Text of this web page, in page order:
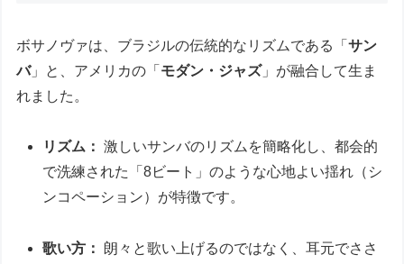
ボサノヴァは、ブラジルの伝統的なリズムである「サン
バ」と、アメリカの「 モダン・ジャズ」が融合して生ま
れました。
リズム： 激しいサンバのリズムを簡略化し、都会的
で洗練された「8ビート」のような心地よい揺れ（シ
ンコペーション）が特徴です。
歌い方：
朗々と歌い上げるのではなく、耳元でささ